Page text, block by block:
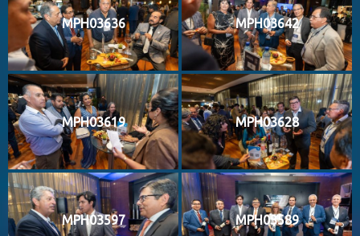
MPH03636 MPH03642
MPH03619 MPH03628
MPH03597 MPH03589